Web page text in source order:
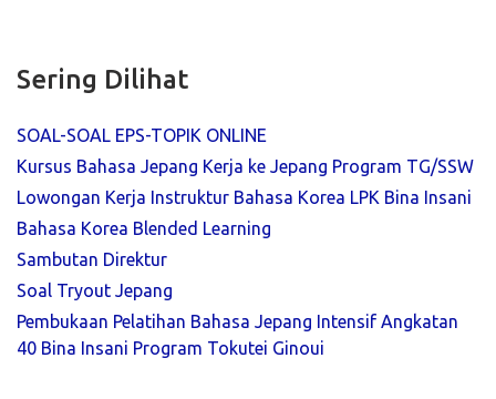
Sering Dilihat
SOAL-SOAL EPS-TOPIK ONLINE
Kursus Bahasa Jepang Kerja ke Jepang Program TG/SSW
Lowongan Kerja Instruktur Bahasa Korea LPK Bina Insani
Bahasa Korea Blended Learning
Sambutan Direktur
Soal Tryout Jepang
Pembukaan Pelatihan Bahasa Jepang Intensif Angkatan
40 Bina Insani Program Tokutei Ginoui